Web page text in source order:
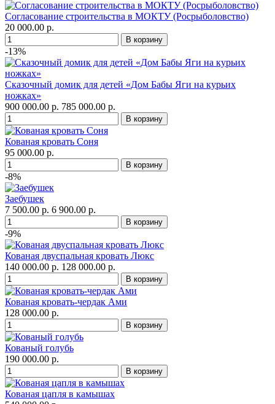
Согласование строительства в МОКТУ (Росрыболовство)
20 000.00 р.
-13%
Сказочный домик для детей «Дом Бабы Яги на курьих
ножках»
900 000.00 р. 785 000.00 р.
Кованая кровать Соня
95 000.00 р.
-8%
Заебушек
7 500.00 р. 6 900.00 р.
-9%
Кованая двуспальная кровать Люкс
140 000.00 р. 128 000.00 р.
Кованая кровать-чердак Ами
128 000.00 р.
Кованый голубь
190 000.00 р.
Кованая цапля в камышах